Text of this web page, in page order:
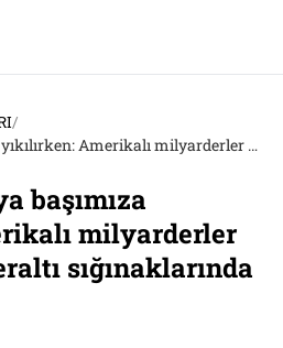
/
Bildiğimiz dünya başımıza yıkılırken: Amerikalı milyarderler neden 2024’e yeraltı sığınaklarında girecek?
başımıza
milyarderler
sığınaklarında